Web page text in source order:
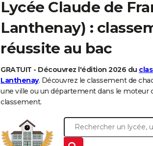
Lycée Claude de
Lanthenay) :
réussite au bac
GRATUIT - Découvrez l'édition 2026 du
Lanthenay. Découvrez le classement de
une ville ou un département dans le moteur
classement.